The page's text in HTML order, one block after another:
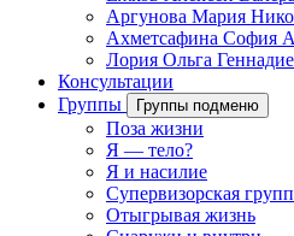
Аргунова Мария
Ахметсафина София
Лория Ольга
Консультации
Группы
Группы подменю
Поза жизни
Я — тело?
Я и насилие
Супервизорская
Отыгрывая жизнь